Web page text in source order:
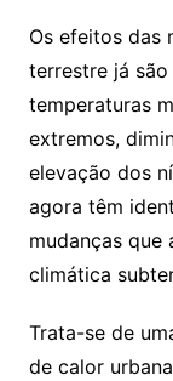
Os efeitos das
terrestre já
temperaturas
extremos,
elevação dos
agora têm
mudanças que
climática
Trata-se de
de calor